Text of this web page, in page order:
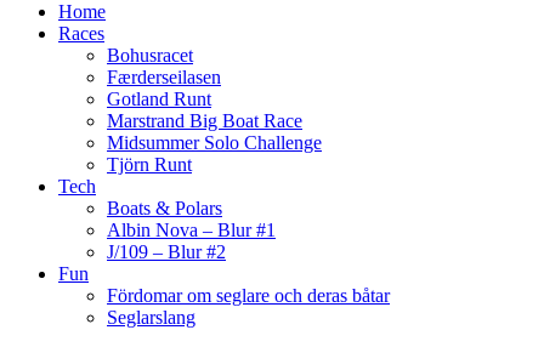
Home
Races
Bohusracet
Færderseilasen
Gotland Runt
Marstrand Big Boat Race
Midsummer Solo Challenge
Tjörn Runt
Tech
Boats & Polars
Albin Nova – Blur #1
J/109 – Blur #2
Fun
Fördomar om seglare och deras båtar
Seglarslang